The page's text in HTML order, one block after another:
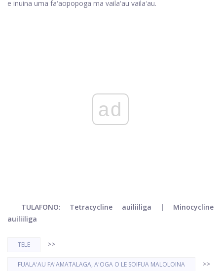
e inuina uma faʻaopopoga ma vailaʻau vailaʻau.
ad
TULAFONO: Tetracycline auiliiliga | Minocycline
auiliiliga
TELE >>
FUALAʻAU FAʻAMATALAGA, AʻOGA O LE SOIFUA MALOLOINA
>>